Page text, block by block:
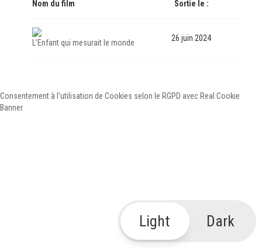
Nom du film Sortie le :
L’Enfant qui mesurait le monde 26 juin 2024
Light Dark
Consentement à l'utilisation de Cookies selon le RGPD avec Real Cookie
Banner